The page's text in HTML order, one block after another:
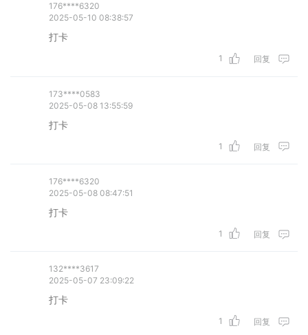
176****6320
2025-05-10 08:38:57
1 回复
173****0583
2025-05-08 13:55:59
打卡
1 回复
176****6320
2025-05-08 08:47:51
1 回复
132****3617
2025-05-07 23:09:22
打卡
1 回复